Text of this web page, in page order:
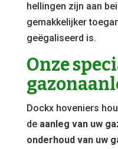
hellingen zijn aan
gemakkelijker
geëgaliseerd is.
Onze
Dockx hoveniers
de aanleg van uw
onderhoud van uw